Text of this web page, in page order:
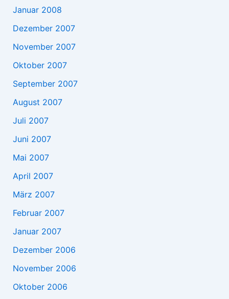
Januar 2008
Dezember 2007
November 2007
Oktober 2007
September 2007
August 2007
Juli 2007
Juni 2007
Mai 2007
April 2007
März 2007
Februar 2007
Januar 2007
Dezember 2006
November 2006
Oktober 2006